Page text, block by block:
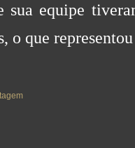
sua equipe
o que